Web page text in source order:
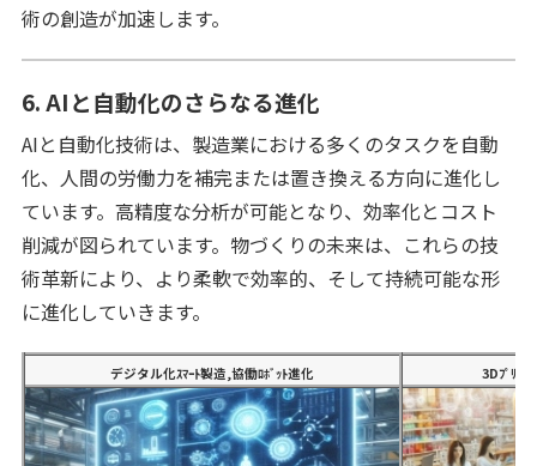
術の創造が加速します。
6. AIと自動化のさらなる進化
AIと自動化技術は、製造業における多くのタスクを自動
化、人間の労働力を補完または置き換える方向に進化し
ています。高精度な分析が可能となり、効率化とコスト
削減が図られています。物づくりの未来は、これらの技
術革新により、より柔軟で効率的、そして持続可能な形
に進化していきます。
デジタル化ｽﾏｰﾄ製造,協働ﾛﾎﾞｯﾄ進化 3Dﾌﾟﾘﾝﾃ